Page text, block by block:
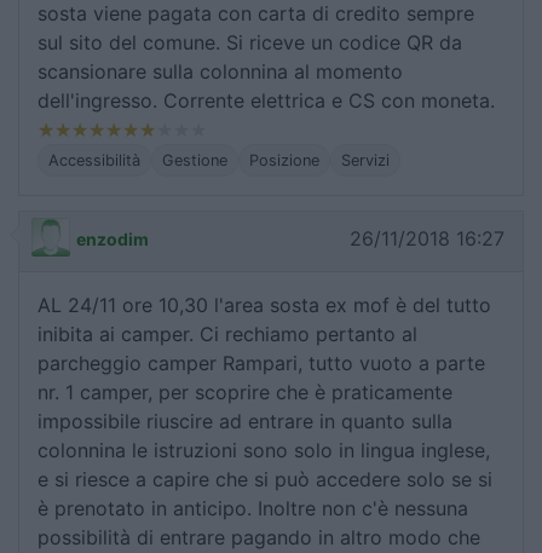
sosta viene pagata con carta di credito sempre
sul sito del comune. Si riceve un codice QR da
scansionare sulla colonnina al momento
dell'ingresso. Corrente elettrica e CS con moneta.
Accessibilità Gestione Posizione Servizi
enzodim 26/11/2018 16:27
AL 24/11 ore 10,30 l'area sosta ex mof è del tutto
inibita ai camper. Ci rechiamo pertanto al
parcheggio camper Rampari, tutto vuoto a parte
nr. 1 camper, per scoprire che è praticamente
impossibile riuscire ad entrare in quanto sulla
colonnina le istruzioni sono solo in lingua inglese,
e si riesce a capire che si può accedere solo se si
è prenotato in anticipo. Inoltre non c'è nessuna
possibilità di entrare pagando in altro modo che